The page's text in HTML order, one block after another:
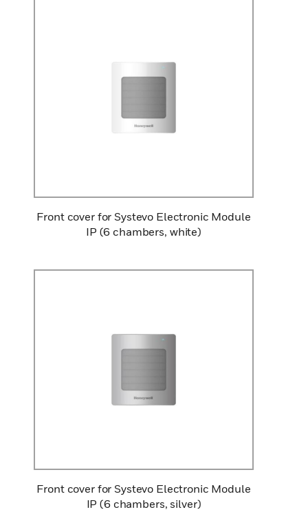
Front cover for Systevo Electronic Module
IP (6 chambers, white)
Front cover for Systevo Electronic Module
IP (6 chambers, silver)